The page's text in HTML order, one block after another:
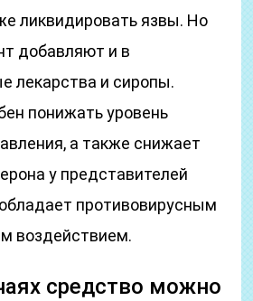
ликвидировать язвы. Но
добавляют и в
лекарства и сиропы.
понижать уровень
а также снижает
у представителей
противовирусным
воздействием.
средство можно